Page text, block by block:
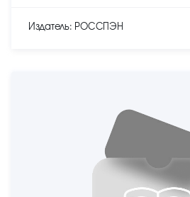
Издатель: РОССПЭН